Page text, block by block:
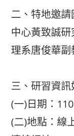
二、特地邀
中心黃致誠
理系唐俊華副
三、研習資訊
(一)日期：
(二)地點：線